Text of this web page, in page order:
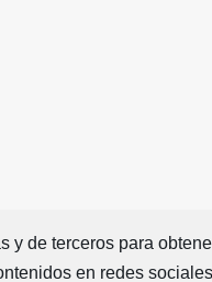
y de terceros para
en redes